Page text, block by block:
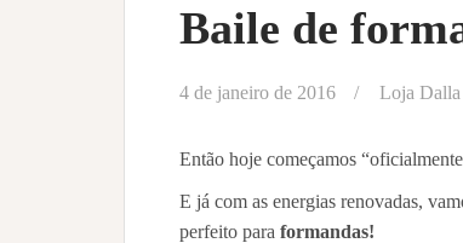
Baile de
4 de janeiro de 2016 Loja Dalla
Então hoje começamos
E já com as energias renovadas,
perfeito para formandas!